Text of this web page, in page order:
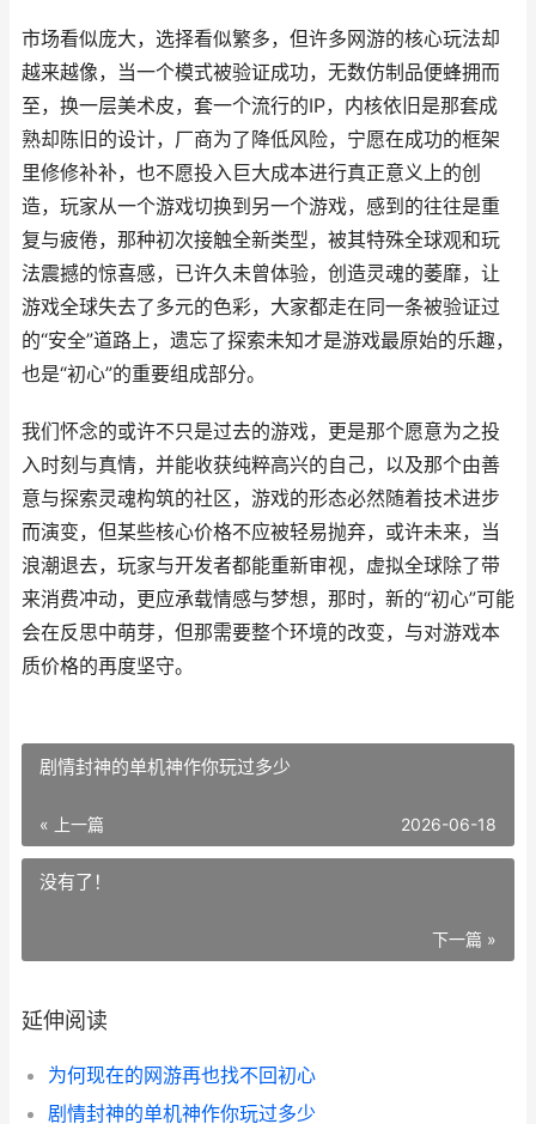
市场看似庞大，选择看似繁多，但许多网游的核心玩法却
越来越像，当一个模式被验证成功，无数仿制品便蜂拥而
至，换一层美术皮，套一个流行的IP，内核依旧是那套成
熟却陈旧的设计，厂商为了降低风险，宁愿在成功的框架
里修修补补，也不愿投入巨大成本进行真正意义上的创
造，玩家从一个游戏切换到另一个游戏，感到的往往是重
复与疲倦，那种初次接触全新类型，被其特殊全球观和玩
法震撼的惊喜感，已许久未曾体验，创造灵魂的萎靡，让
游戏全球失去了多元的色彩，大家都走在同一条被验证过
的“安全”道路上，遗忘了探索未知才是游戏最原始的乐趣，
也是“初心”的重要组成部分。
我们怀念的或许不只是过去的游戏，更是那个愿意为之投
入时刻与真情，并能收获纯粹高兴的自己，以及那个由善
意与探索灵魂构筑的社区，游戏的形态必然随着技术进步
而演变，但某些核心价格不应被轻易抛弃，或许未来，当
浪潮退去，玩家与开发者都能重新审视，虚拟全球除了带
来消费冲动，更应承载情感与梦想，那时，新的“初心”可能
会在反思中萌芽，但那需要整个环境的改变，与对游戏本
质价格的再度坚守。
剧情封神的单机神作你玩过多少
« 上一篇 2026-06-18
没有了！
下一篇 »
延伸阅读
为何现在的网游再也找不回初心
剧情封神的单机神作你玩过多少